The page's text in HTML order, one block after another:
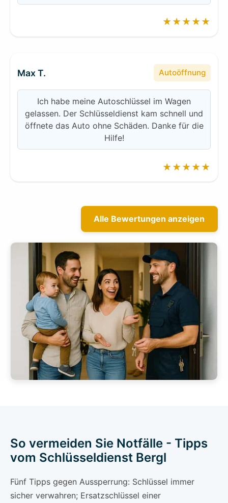
★★★★★
Max T. Autoöffnung
Ich habe meine Autoschlüssel im Wagen
gelassen. Der Schlüsseldienst kam schnell und
öffnete das Auto ohne Schäden. Danke für die
Hilfe!
★★★★★
Alle Bewertungen anzeigen
So vermeiden Sie Notfälle - Tipps
vom Schlüsseldienst Bergl
Fünf Tipps gegen Aussperrung: Schlüssel immer
sicher verwahren; Ersatzschlüssel einer